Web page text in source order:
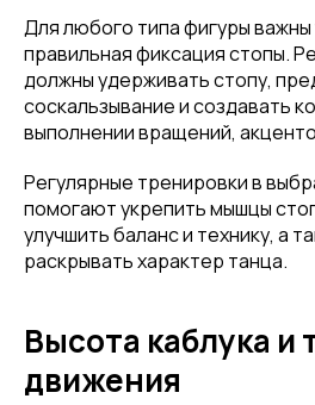
Для любого типа фигуры важны
правильная фиксация стопы.
должны удерживать стопу,
соскальзывание и создавать
выполнении вращений,
Регулярные тренировки в
помогают укрепить мышцы
улучшить баланс и технику, а
раскрывать характер танца.
Высота каблука и
движения